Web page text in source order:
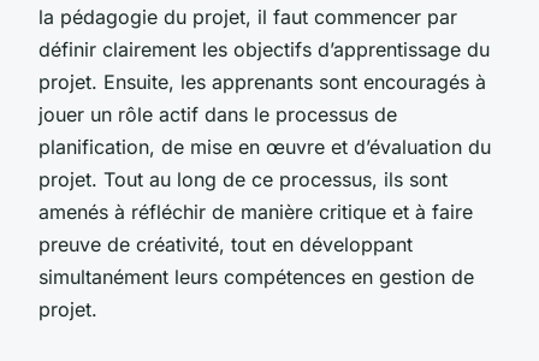
la pédagogie du projet, il faut commencer par
définir clairement les objectifs d’apprentissage du
projet. Ensuite, les apprenants sont encouragés à
jouer un rôle actif dans le processus de
planification, de mise en œuvre et d’évaluation du
projet. Tout au long de ce processus, ils sont
amenés à réfléchir de manière critique et à faire
preuve de créativité, tout en développant
simultanément leurs compétences en gestion de
projet.